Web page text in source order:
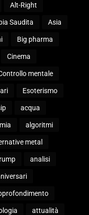
Alt-Right
Saudita Asia
Big pharma
Cinema
mentale
Esoterismo
acqua
algoritmi
metal
analisi
attualità